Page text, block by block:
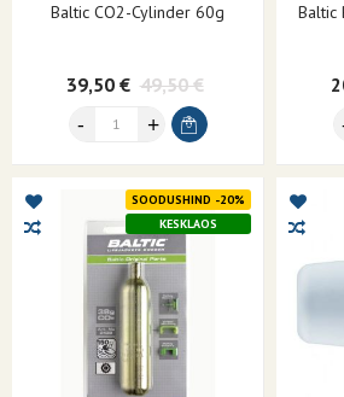
Baltic CO2-Cylinder 60g
39,50 € 49,50 €
Baltic
SOODUSHIND -20%
KESKLAOS